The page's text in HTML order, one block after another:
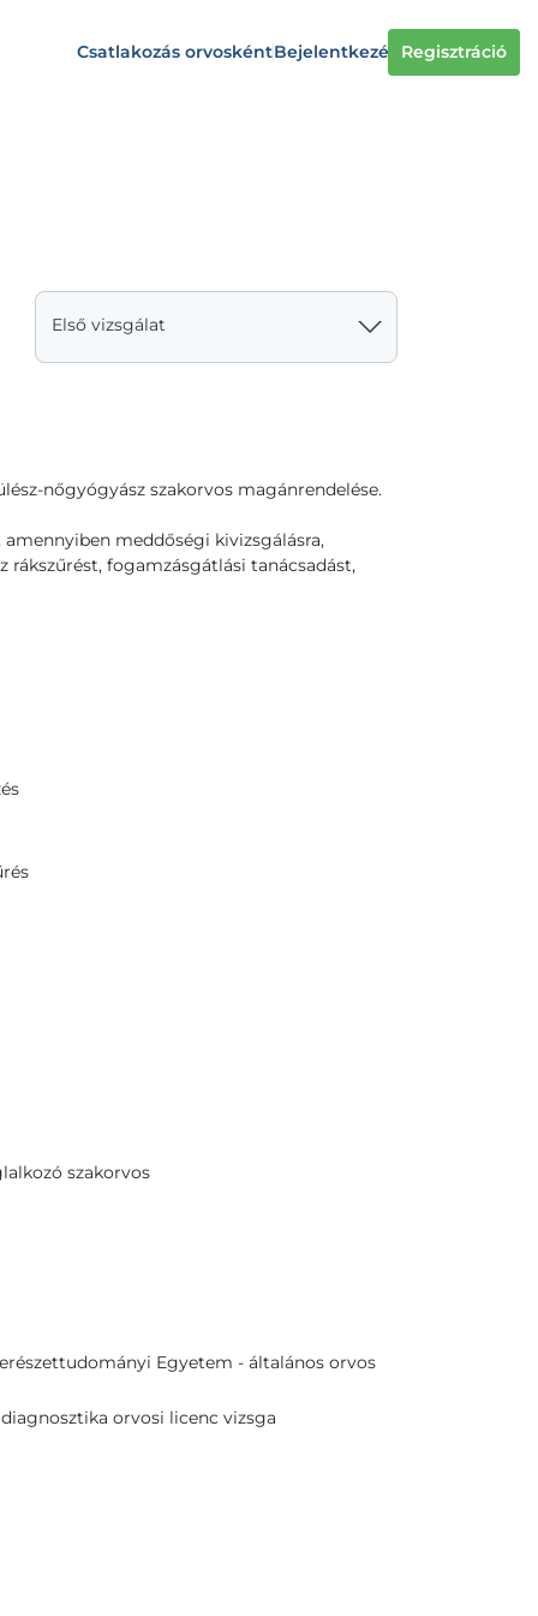
Csatlakozás orvoskéntBejelentkezés Regisztráció
Első vizsgálat
nőgyógyász szakorvos magánrendelése.
meddőségi kivizsgálásra,
rákszűrést, fogamzásgátlási tanácsadást,
szakorvos
Egyetem - általános orvos
orvosi licenc vizsga